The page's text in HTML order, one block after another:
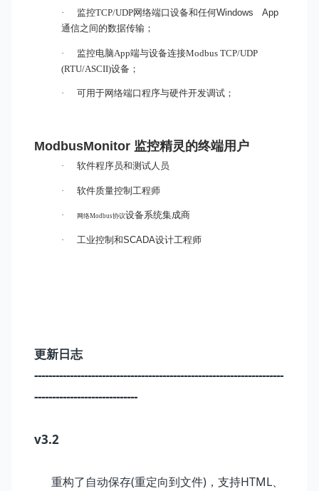
· 监控TCP/UDP网络端口设备和任何Windows App
通信之间的数据传输；
· 监控电脑App端与设备连接Modbus TCP/UDP
(RTU/ASCII)设备；
· 可用于网络端口程序与硬件开发调试；
ModbusMonitor 监控精灵的终端用户
· 软件程序员和测试人员
· 软件质量控制工程师
· 网络Modbus协议设备系统集成商
· 工业控制和SCADA设计工程师
更新日志
----------------------------------------------------------------------
-----------------------------
v3.2
重构了自动保存(重定向到文件)，支持HTML、